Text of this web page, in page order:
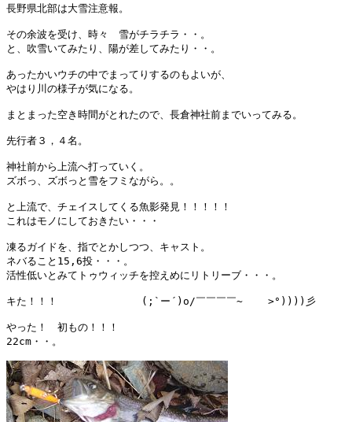
長野県北部は大雪注意報。
その余波を受け、時々　雪がチラチラ・・。
と、吹雪いてみたり、陽が差してみたり・・。
あったかいウチの中でまってりするのもよいが、
やはり川の様子が気になる。
まとまった空き時間がとれたので、長倉神社前までいってみる。
先行者３，４名。
神社前から上流へ打っていく。
ズボっ、ズボっと雪をフミながら。。
と上流で、チェイスしてくる魚影発見！！！！！
これはモノにしておきたい・・・
凍るガイドを、指でとかしつつ、キャスト。
ネバること15,6投・・・。
活性低いとみてトゥウィッチを控えめにリトリーブ・・・。
キた！！！　　　　　　　  (;`ー´)o/￣￣￣￣~    >°))))彡
やった！　初もの！！！
22cm・・。